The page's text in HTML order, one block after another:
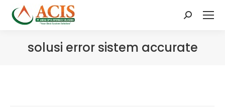
Search:
solusi error sistem accurate